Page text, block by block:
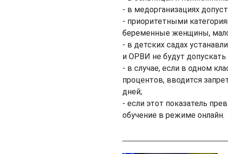
- в медорганизациях
- приоритетными
беременные женщины,
- в детских садах
и ОРВИ не будут допускать
- в случае, если в одном
процентов, вводится
дней;
- если этот показатель
обучение в режиме онлайн.